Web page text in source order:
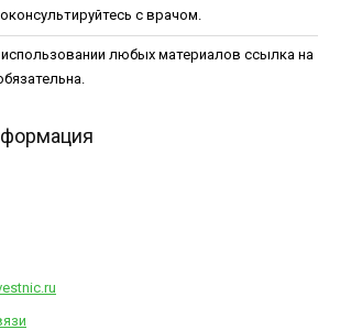
с врачом.
любых материалов ссылка на